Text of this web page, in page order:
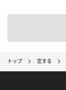
トップ 恋する